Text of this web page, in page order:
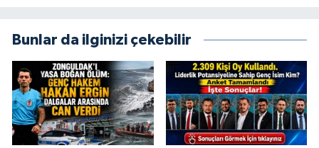
Bunlar da ilginizi çekebilir